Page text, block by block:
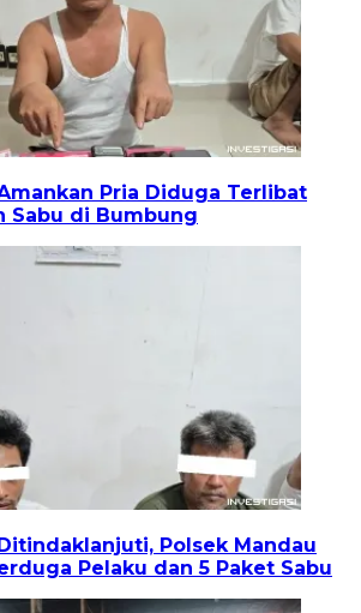
Pria Diduga Terlibat
Sabu di Bumbung
Polsek Mandau
Pelaku dan 5 Paket Sabu